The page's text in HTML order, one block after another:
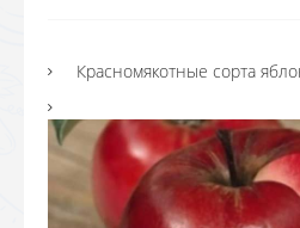
Красномякотные сорта